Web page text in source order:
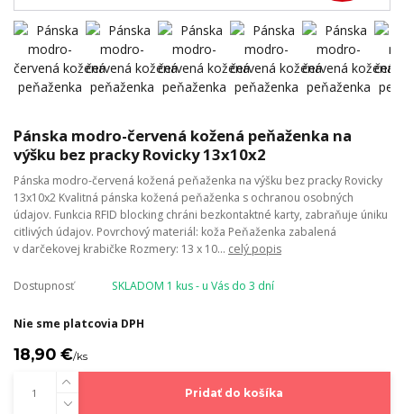
Pánska modro-červená kožená peňaženka na
výšku bez pracky Rovicky 13x10x2
Pánska modro-červená kožená peňaženka na výšku bez pracky Rovicky
13x10x2 Kvalitná pánska kožená peňaženka s ochranou osobných
údajov. Funkcia RFID blocking chráni bezkontaktné karty, zabraňuje úniku
citlivých údajov. Povrchový materiál: koža Peňaženka zabalená
v darčekovej krabičke Rozmery: 13 x 10... celý popis
Dostupnosť SKLADOM 1 kus - u Vás do 3 dní
Nie sme platcovia DPH
18,90 €/ks
Pridať do košíka